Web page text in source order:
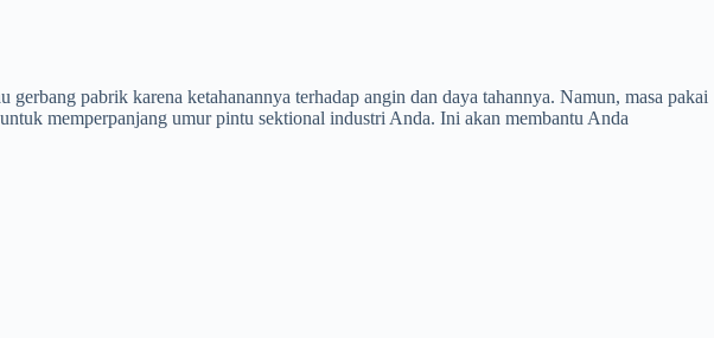
pabrik karena ketahanannya terhadap angin dan daya tahannya. Namun, masa pakai
memperpanjang umur pintu sektional industri Anda. Ini akan membantu Anda